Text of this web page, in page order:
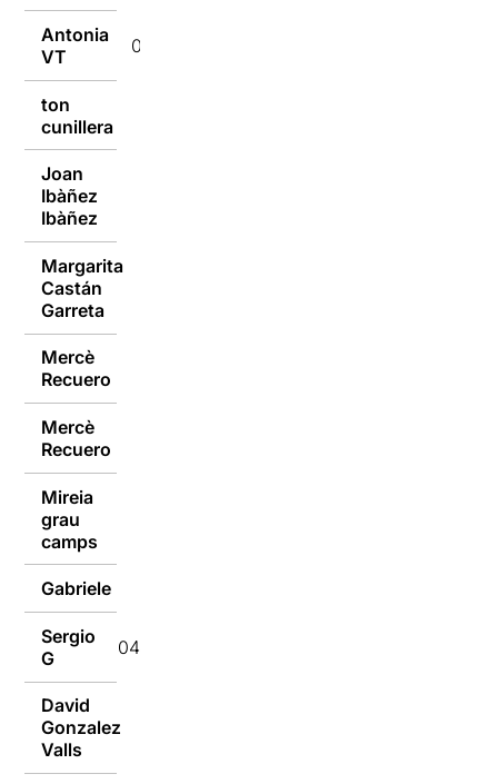
Antonia
VT
04/10/2016
ton
cunillera
Joan
Ibàñez
Ibàñez
Margarita
Castán
Garreta
Mercè
Recuero
Mercè
Recuero
Mireia
grau
camps
Gabriele
Sergio
G
04/10/2016
David
Gonzalez
Valls